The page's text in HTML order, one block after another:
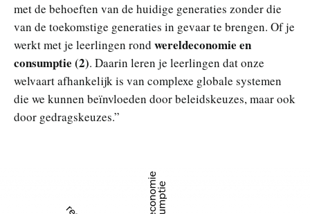
met de behoeften van de huidige generaties zonder die
van de toekomstige generaties in gevaar te brengen. Of je
werkt met je leerlingen rond wereldeconomie en
consumptie (2). Daarin leren je leerlingen dat onze
welvaart afhankelijk is van complexe globale systemen
die we kunnen beïnvloeden door beleidskeuzes, maar ook
door gedragskeuzes.”